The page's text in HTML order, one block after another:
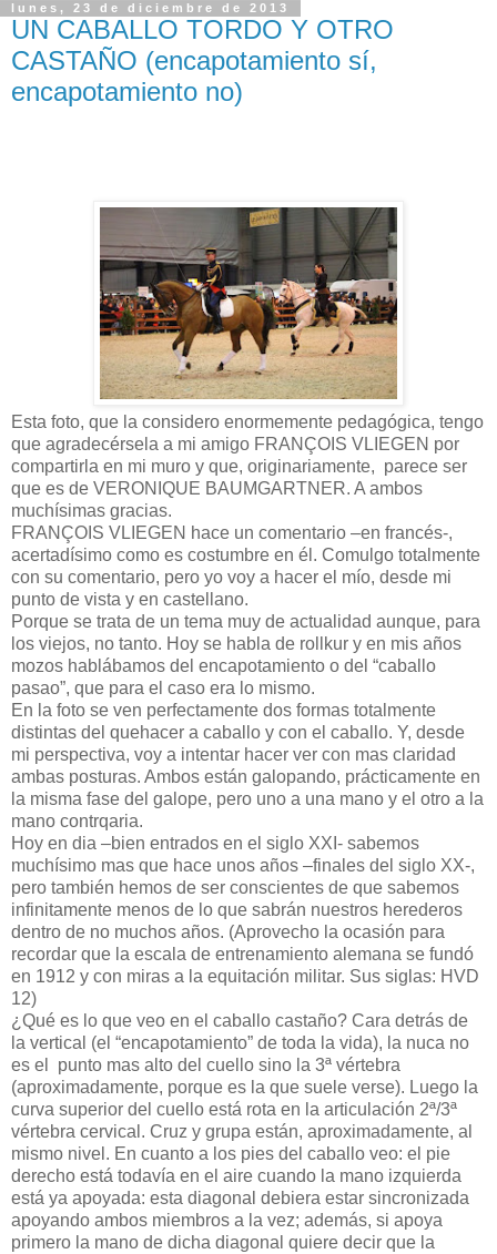
lunes, 23 de diciembre de 2013
UN CABALLO TORDO Y OTRO
CASTAÑO (encapotamiento sí,
encapotamiento no)
Esta foto, que la considero enormemente pedagógica, tengo
que agradecérsela a mi amigo FRANÇOIS VLIEGEN por
compartirla en mi muro y que, originariamente, parece ser
que es de VERONIQUE BAUMGARTNER. A ambos
muchísimas gracias.
FRANÇOIS VLIEGEN hace un comentario –en francés-,
acertadísimo como es costumbre en él. Comulgo totalmente
con su comentario, pero yo voy a hacer el mío, desde mi
punto de vista y en castellano.
Porque se trata de un tema muy de actualidad aunque, para
los viejos, no tanto. Hoy se habla de rollkur y en mis años
mozos hablábamos del encapotamiento o del “caballo
pasao”, que para el caso era lo mismo.
En la foto se ven perfectamente dos formas totalmente
distintas del quehacer a caballo y con el caballo. Y, desde
mi perspectiva, voy a intentar hacer ver con mas claridad
ambas posturas. Ambos están galopando, prácticamente en
la misma fase del galope, pero uno a una mano y el otro a la
mano contrqaria.
Hoy en dia –bien entrados en el siglo XXI- sabemos
muchísimo mas que hace unos años –finales del siglo XX-,
pero también hemos de ser conscientes de que sabemos
infinitamente menos de lo que sabrán nuestros herederos
dentro de no muchos años. (Aprovecho la ocasión para
recordar que la escala de entrenamiento alemana se fundó
en 1912 y con miras a la equitación militar. Sus siglas: HVD
12)
¿Qué es lo que veo en el caballo castaño? Cara detrás de
la vertical (el “encapotamiento” de toda la vida), la nuca no
es el punto mas alto del cuello sino la 3ª vértebra
(aproximadamente, porque es la que suele verse). Luego la
curva superior del cuello está rota en la articulación 2ª/3ª
vértebra cervical. Cruz y grupa están, aproximadamente, al
mismo nivel. En cuanto a los pies del caballo veo: el pie
derecho está todavía en el aire cuando la mano izquierda
está ya apoyada: esta diagonal debiera estar sincronizada
apoyando ambos miembros a la vez; además, si apoya
primero la mano de dicha diagonal quiere decir que la